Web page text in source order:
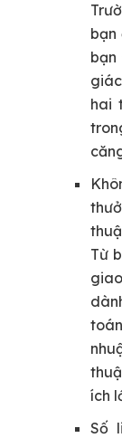
bạn
bạn
hai
Từ
ích
Số